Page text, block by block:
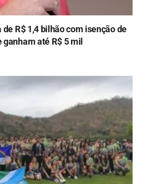
R$ 1,4 bilhão com isenção de
até R$ 5 mil